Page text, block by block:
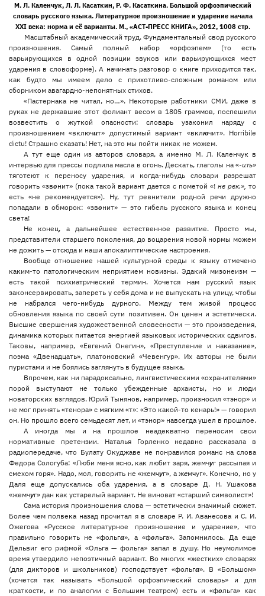
М. Л. Каленчук, Л. Л. Касаткин, Р. Ф. Касаткина. Большой орфоэпический
словарь русского языка. Литературное произношение и ударение начала
ХХIвека: норма и её варианты. М., «АСТ-ПРЕСС КНИГА», 2012, 1008 стр.
Масштабный академический труд. Фундаментальный свод русского
произношения. Самый полный набор «орфоэпем» (то есть
варьирующихся в одной позиции звуков или варьирующихся мест
ударения в словоформе). А начинать разговор о книге приходится так,
как будто мы имеем дело с прихотливо-сложным романом или
сборником авагардно-непонятных стихов.
«Пастернака не читал, но…». Некоторые работники СМИ, даже в
руках не державшие этот фолиант весом в 1805 граммов, поспешили
возвестить о жуткой опасности: словарь узаконил наряду с
произношением «включит» допустимый вариант «включит». Horribile
dictu! Страшно сказать! Нет, на это мы пойти никак не можем.
А тут еще один из авторов словаря, а именно М. Л. Каленчук в
интервью для прессы подлила масла в огонь. Дескать, глаголы на «-ить»
тяготеют к переносу ударения, и когда-нибудь словари разрешат
говорить «звонит» (пока такой вариант дается с пометой «! не рек.», то
есть «не рекомендуется»). Ну, тут ревнители родной речи дружно
попадали в обморок: «звонит» — это гибель русского языка и конец
света!
Не конец, а дальнейшее естественное развитие. Просто мы,
представители старшего поколения, до воцарения новой нормы можем
не дожить — отсюда и наши апокалиптические настроения.
Вообще отношение нашей культурной среды к языку отмечено
каким-то патологическим неприятием новизны. Эдакий мизонеизм —
есть такой психиатрический термин. Хочется нам русский язык
законсервировать, запереть у себя дома и не выпускать на улицу, чтобы
не набрался чего-нибудь дурного. Между тем живой процесс
обновления языка по своей сути позитивен. Он ценен и эстетически.
Высшие свершения художественной словесности — это произведения,
динамика которых питается энергией языковых исторических сдвигов.
Таковы, например, «Евгений Онегин», «Преступление и наказание»,
поэма «Двенадцать», платоновский «Чевенгур». Их авторы не были
пуристами и не боялись заглянуть в будущее языка.
Впрочем, как ни парадоксально, лингвистическими «охранителями»
порой выступают не только убежденные архаисты, но и люди
новаторских взглядов. Юрий Тынянов, например, произносил «тэнор» и
не мог принять «тенора» с мягким «т»: «Это какой-то кенарь!» — говорил
он. Но прошло всего семьдесят лет, и «тэнор» навсегда ушел в прошлое.
А иногда мы и на прошлое неадекватно переносим свои
нормативные претензии. Наталья Горленко недавно рассказала в
радиопередаче, что Булату Окуджаве не понравился романс на слова
Федора Сологуба: «Люби меня ясно, как любит заря, жемчуг рассыпая и
смехом горя». Надо, мол, говорить не «жемчуг», а жемчуг». Конечно, но у
Даля еще допускались оба ударения, а в словаре Д. Н. Ушакова
«жемчуг» дан как устарелый вариант. Не виноват «старший символист»!
Сама история произношения слова — эстетически значимый сюжет.
Более чем полвека назад прочитал я в словаре Р. И. Аванесова и С. И.
Ожегова «Русское литературное произношение и ударение», что
правильно говорить не «фольга», а «фольга». Запомнилось. Да еще
Дельвиг его рифмой «Ольга — фольга» запал в душу. Но неумолимое
время утвердило непоэтичный вариант. Во многих «жестких» словарях
(для дикторов и школьников) господствует «фольга». В «Большом»
(хочется так называть «Большой орфоэпический словарь»
и для
краткости, и по аналогии с Большим театром) есть и «фольга» как